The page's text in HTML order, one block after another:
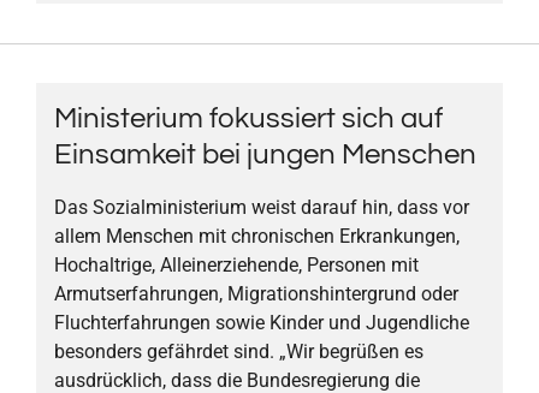
Ministerium fokussiert sich auf
Einsamkeit bei jungen Menschen
Das Sozialministerium weist darauf hin, dass vor
allem Menschen mit chronischen Erkrankungen,
Hochaltrige, Alleinerziehende, Personen mit
Armutserfahrungen, Migrationshintergrund oder
Fluchterfahrungen sowie Kinder und Jugendliche
besonders gefährdet sind. „Wir begrüßen es
ausdrücklich, dass die Bundesregierung die